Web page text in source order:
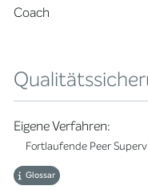
Coach
Eigene Verfahren:
Fortlaufende Peer
Glossar